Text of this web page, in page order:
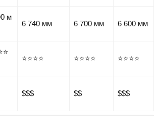
м
6 740 мм 6 700 мм 6 600 мм
⭐⭐⭐⭐ ⭐⭐⭐⭐ ⭐⭐⭐⭐
$$$ $$ $$$